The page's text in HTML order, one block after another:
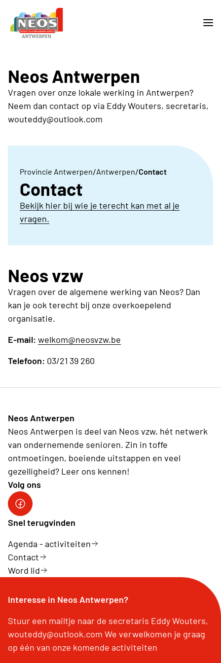
Neos Antwerpen
Vragen over onze lokale werking in Antwerpen?
Neem dan contact op via Eddy Wouters, secretaris,
wouteddy@outlook.com
Provincie Antwerpen/Antwerpen/Contact
Contact
Bekijk hier bij wie je terecht kan met al je
vragen.
Neos vzw
Vragen over de algemene werking van Neos? Dan
kan je ook terecht bij onze overkoepelend
organisatie.
E-mail: welkom@neosvzw.be
Telefoon: 03/21 39 260
Neos Antwerpen
Neos Antwerpen is deel van Neos vzw, hét netwerk
van ondernemende senioren. Zin in toffe
ontmoetingen, boeiende uitstappen en veel
gezelligheid? Leer ons kennen!
Volg ons
Facebookpagina Neos Antwerpen
Snel terugvinden
Agenda - activiteiten
Contact
Word lid
Interesse in Neos Antwerpen?
Stuur een mailtje naar de secretaris Eddy Wouters,
wouteddy@outlook.com We verwelkomen je graag
op één van onze komende activiteiten